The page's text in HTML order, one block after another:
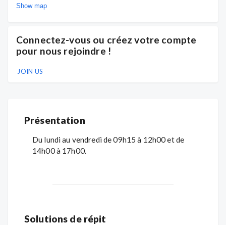
Show map
Connectez-vous ou créez votre compte
pour nous rejoindre !
JOIN US
Présentation
Du lundi au vendredi de 09h15 à 12h00 et de
14h00 à 17h00.
Solutions de répit